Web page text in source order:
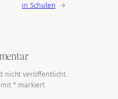
in Schulen
→
nicht veröffentlicht.
* markiert